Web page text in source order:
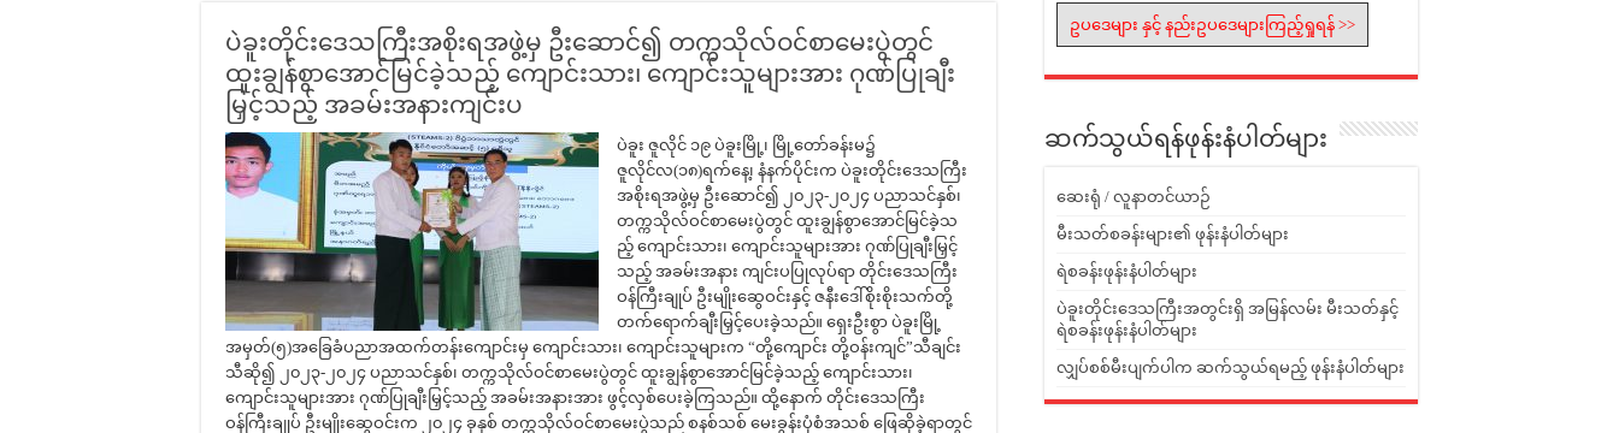
ပဲခူးတိုင်းဒေသကြီးအစိုးရအဖွဲ့မှ ဦးဆောင်၍ တက္ကသိုလ်ဝင်စာမေးပွဲတွင်
ထူးချွန်စွာအောင်မြင်ခဲ့သည့် ကျောင်းသား၊ ကျောင်းသူများအား ဂုဏ်ပြုချီး
မြှင့်သည့် အခမ်းအနားကျင်းပ
ပဲခူး ဇူလိုင် ၁၉ ပဲခူးမြို့၊ မြို့တော်ခန်းမ၌
ဇူလိုင်လ(၁၈)ရက်နေ့၊ နံနက်ပိုင်းက ပဲခူးတိုင်းဒေသကြီး
အစိုးရအဖွဲ့မှ ဦးဆောင်၍ ၂၀၂၃-၂၀၂၄ ပညာသင်နှစ်၊
တက္ကသိုလ်ဝင်စာမေးပွဲတွင် ထူးချွန်စွာအောင်မြင်ခဲ့သ
ည့် ကျောင်းသား၊ ကျောင်းသူများအား ဂုဏ်ပြုချီးမြှင့်
သည့် အခမ်းအနား ကျင်းပပြုလုပ်ရာ တိုင်းဒေသကြီး
ဝန်ကြီးချုပ် ဦးမျိုးဆွေဝင်းနှင့် ဇနီးဒေါ်စိုးစိုးသက်တို့
တက်ရောက်ချီးမြှင့်ပေးခဲ့သည်။ ရှေးဦးစွာ ပဲခူးမြို့
အမှတ်(၅)အခြေခံပညာအထက်တန်းကျောင်းမှ ကျောင်းသား၊ ကျောင်းသူများက “တို့ကျောင်း တို့ဝန်းကျင်”သီချင်း
သီဆို၍ ၂၀၂၃-၂၀၂၄ ပညာသင်နှစ်၊ တက္ကသိုလ်ဝင်စာမေးပွဲတွင် ထူးချွန်စွာအောင်မြင်ခဲ့သည့် ကျောင်းသား၊
ကျောင်းသူများအား ဂုဏ်ပြုချီးမြှင့်သည့် အခမ်းအနားအား ဖွင့်လှစ်ပေးခဲ့ကြသည်။ ထို့နောက် တိုင်းဒေသကြီး
ဝန်ကြီးချုပ် ဦးမျိုးဆွေဝင်းက ၂၀၂၄ ခုနှစ် တက္ကသိုလ်ဝင်စာမေးပွဲသည် စနစ်သစ် မေးခွန်းပုံစံအသစ် ဖြေဆိုခဲ့ရာတွင်
ဥပဒေများ နှင့် နည်းဥပဒေများကြည့်ရှုရန် >>
ဆက်သွယ်ရန်ဖုန်းနံပါတ်များ
ဆေးရုံ / လူနာတင်ယာဉ်
မီးသတ်စခန်းများ၏ ဖုန်းနံပါတ်များ
ရဲစခန်းဖုန်းနံပါတ်များ
ပဲခူးတိုင်းဒေသကြီးအတွင်းရှိ အမြန်လမ်း မီးသတ်နှင့်
ရဲစခန်းဖုန်းနံပါတ်များ
လျှပ်စစ်မီးပျက်ပါက ဆက်သွယ်ရမည့် ဖုန်းနံပါတ်များ